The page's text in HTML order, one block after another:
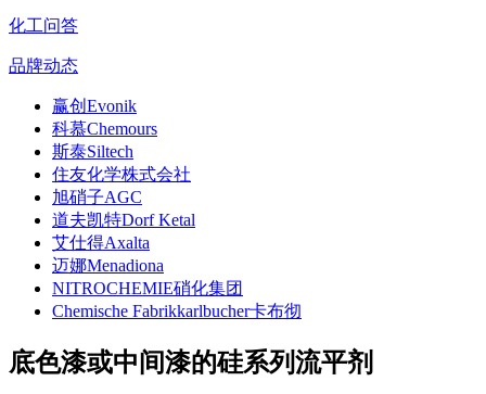
化工问答
品牌动态
赢创Evonik
科慕Chemours
斯泰Siltech
住友化学株式会社
旭硝子AGC
道夫凯特Dorf Ketal
艾仕得Axalta
迈娜Menadiona
NITROCHEMIE硝化集团
Chemische Fabrikkarlbucher卡布彻
底色漆或中间漆的硅系列流平剂